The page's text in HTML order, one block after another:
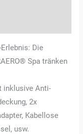
Die
Spa tränken
inklusive Anti-
2x
Kabellose
usw.